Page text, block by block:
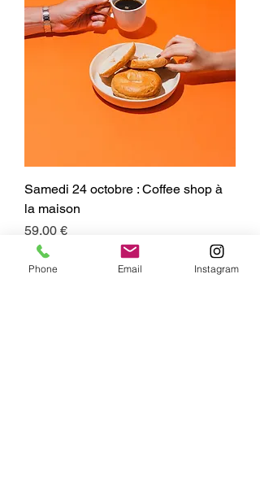
Samedi 24 octobre : Coffee shop à
la maison
Prix
59,00 €
Adultes
Phone Email Instagram